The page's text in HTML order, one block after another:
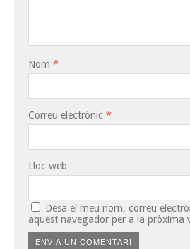
Nom *
Correu electrònic *
Lloc web
Desa el meu nom, correu
aquest navegador per a la pròxima